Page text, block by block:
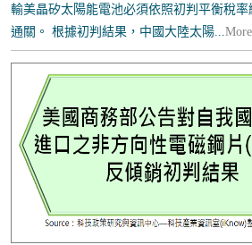
輸美晶矽太陽能電池必須依照初判平衡稅
通關。 根據初判結果，中國大陸太陽...More